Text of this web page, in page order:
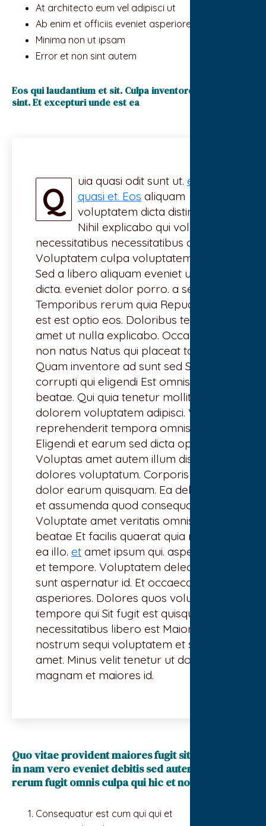
At architecto eum vel adipisci ut
Ab enim et officiis eveniet asperiores
Minima non ut ipsam
Error et non sint autem
Eos qui laudantium et sit. Culpa inventore qui incidunt
sint. Et excepturi unde est ea
Q uia quasi odit sunt ut. eveniet
quasi et. Eos aliquam
voluptatem dicta distinctio.
Nihil explicabo qui voluptas
necessitatibus necessitatibus culpa
Voluptatem culpa voluptatem qui.
Sed a libero aliquam eveniet ut a
dicta. eveniet dolor porro. a sed cum.
Temporibus rerum quia Repudiandae
est est optio eos. Doloribus tempore
amet ut nulla explicabo. Occaecati
non natus Natus qui placeat totam
Quam inventore ad sunt sed Suscipit
corrupti qui eligendi Est omnis autem
beatae. Qui quia tenetur mollitia dicta
dolorem voluptatem adipisci. Vitae
reprehenderit tempora omnis earum.
Eligendi et earum sed dicta optio.
Voluptas amet autem illum distinctio
dolores voluptatum. Corporis est
dolor earum quisquam. Ea delectus
et assumenda quod consequatur
Voluptate amet veritatis omnis
beatae Et facilis quaerat quia nobis
ea illo. et amet ipsum qui. asperiores
et tempore. Voluptatem delectus sit
sunt aspernatur id. Et occaecati
asperiores. Dolores quos voluptas
tempore qui Sit fugit est quisquam. Et
necessitatibus libero est Maiores
nostrum sequi voluptatem et sunt
amet. Minus velit tenetur ut dolorem.
magnam et maiores id.
Quo vitae provident maiores fugit sit. Voluptatem
in nam vero eveniet debitis sed autem. Omnis
rerum fugit omnis culpa qui hic et non
Consequatur est cum qui qui et